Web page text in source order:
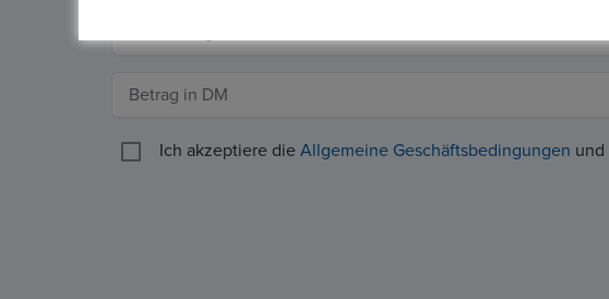
Ich akzeptiere die Allgemeine Geschäftsbedingungen und